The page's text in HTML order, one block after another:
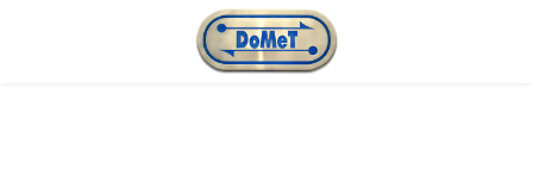
Zum Hauptinhalt springen